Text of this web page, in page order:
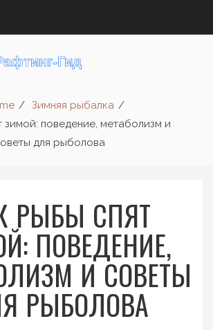
Зимняя рыбалка
зимой: поведение, метаболизм и
для рыболова
РЫБЫ СПЯТ
ПОВЕДЕНИЕ,
И СОВЕТЫ
РЫБОЛОВА